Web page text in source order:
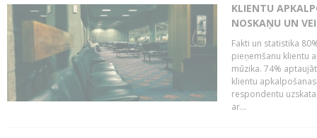
KLIENTU
NOSKAŅU UN
Fakti un statistika
pieņemšanu klientu
mūzika. 74%
klientu
respondentu
ar...